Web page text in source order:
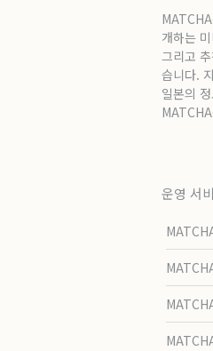
개하는
그리고
습니다.
일본의
운영 서